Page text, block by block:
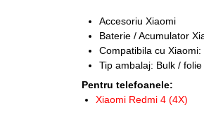
Accesoriu Xiaomi
Baterie / Acumulator
Compatibila cu Xiaomi:
Tip ambalaj: Bulk /
Pentru telefoanele:
Xiaomi Redmi 4 (4X)